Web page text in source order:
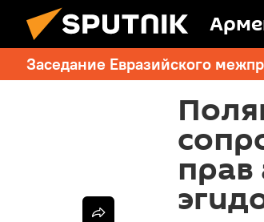
Заседание Евразийского